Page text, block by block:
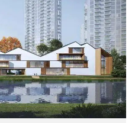
可研编制）、法
采购人进行协议
投资运营合作方采
推进。